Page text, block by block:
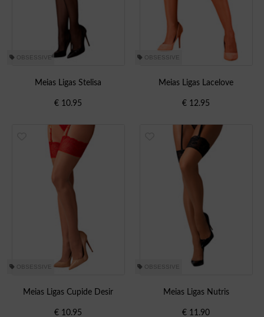
OBSESSIVE
Meias Ligas Stelisa
€ 10.95
OBSESSIVE
Meias Ligas Lacelove
€ 12.95
OBSESSIVE
Meias Ligas Cupide Desir
€ 10.95
OBSESSIVE
Meias Ligas Nutris
€ 11.90